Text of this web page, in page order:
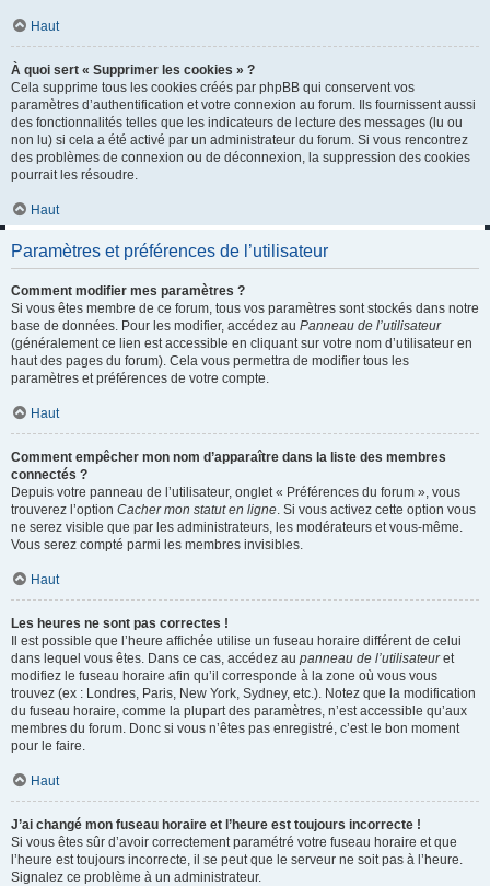
Haut
À quoi sert « Supprimer les cookies » ?
Cela supprime tous les cookies créés par phpBB qui conservent vos
paramètres d’authentification et votre connexion au forum. Ils fournissent aussi
des fonctionnalités telles que les indicateurs de lecture des messages (lu ou
non lu) si cela a été activé par un administrateur du forum. Si vous rencontrez
des problèmes de connexion ou de déconnexion, la suppression des cookies
pourrait les résoudre.
Haut
Paramètres et préférences de l’utilisateur
Comment modifier mes paramètres ?
Si vous êtes membre de ce forum, tous vos paramètres sont stockés dans notre
base de données. Pour les modifier, accédez au Panneau de l’utilisateur
(généralement ce lien est accessible en cliquant sur votre nom d’utilisateur en
haut des pages du forum). Cela vous permettra de modifier tous les
paramètres et préférences de votre compte.
Haut
Comment empêcher mon nom d’apparaître dans la liste des membres
connectés ?
Depuis votre panneau de l’utilisateur, onglet « Préférences du forum », vous
trouverez l’option Cacher mon statut en ligne . Si vous activez cette option vous
ne serez visible que par les administrateurs, les modérateurs et vous-même.
Vous serez compté parmi les membres invisibles.
Haut
Les heures ne sont pas correctes !
Il est possible que l’heure affichée utilise un fuseau horaire différent de celui
dans lequel vous êtes. Dans ce cas, accédez au panneau de l’utilisateuret
modifiez le fuseau horaire afin qu’il corresponde à la zone où vous vous
trouvez (ex : Londres, Paris, New York, Sydney, etc.). Notez que la modification
du fuseau horaire, comme la plupart des paramètres, n’est accessible qu’aux
membres du forum. Donc si vous n’êtes pas enregistré, c’est le bon moment
pour le faire.
Haut
J’ai changé mon fuseau horaire et l’heure est toujours incorrecte !
Si vous êtes sûr d’avoir correctement paramétré votre fuseau horaire et que
l’heure est toujours incorrecte, il se peut que le serveur ne soit pas à l’heure.
Signalez ce problème à un administrateur.